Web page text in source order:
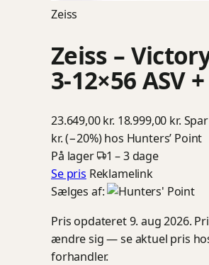
Zeiss
Zeiss –
3-12×56 ASV
23.649,00 kr. 18.999,00 kr.
kr. (−20%) hos Hunters’ Point
På lager
1 – 3 dage
Se pris Reklamelink
Sælges af:
Pris opdateret 9. aug 2026.
ændre sig — se aktuel pris
forhandler.